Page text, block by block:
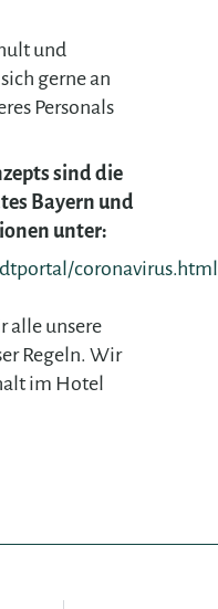
und
gerne an
Personals
sind die
Bayern und
unter:
coronavirus.html
alle unsere
Regeln. Wir
im Hotel